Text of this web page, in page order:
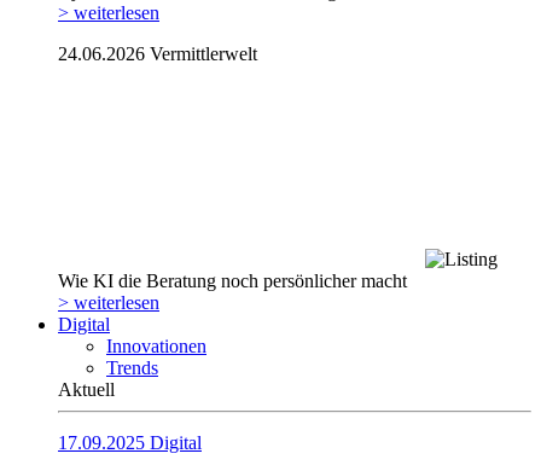
> weiterlesen
24.06.2026 Vermittlerwelt
Wie KI die Beratung noch persönlicher macht
> weiterlesen
Digital
Innovationen
Trends
Aktuell
17.09.2025 Digital